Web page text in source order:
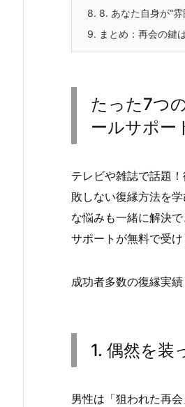
8. 8. あなた自身が“
9. まとめ：再会の鍵
たった7つ
ールサポー
テレビや雑誌で話題
敗しない復縁方法を
な悩みも一緒に解決で
サポートが無料で受
成功者多数の復縁実
1. 偶然を装
男性は「狙われた再